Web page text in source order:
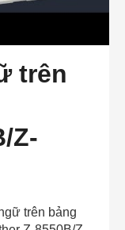
trên
Z-
trên bảng